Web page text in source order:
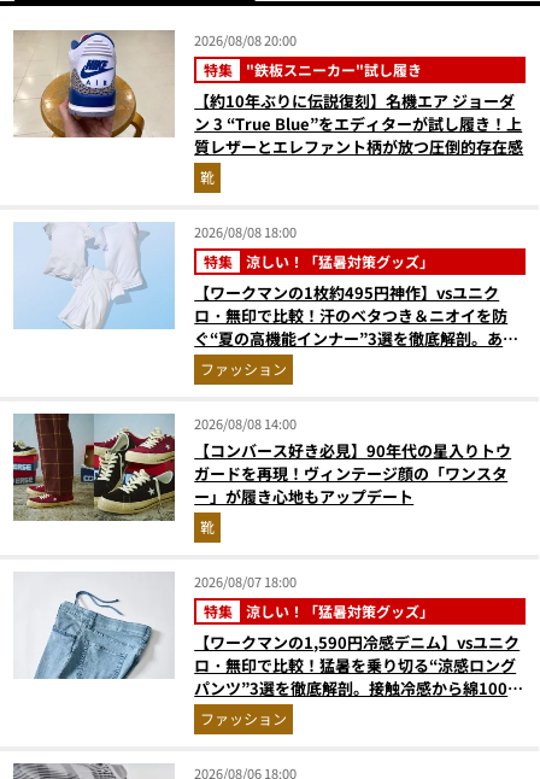
2026/08/08 20:00
特集 "鉄板スニーカー"試し履き
【約10年ぶりに伝説復刻】名機エア ジョーダ
ン 3 “True Blue”をエディターが試し履き！上
質レザーとエレファント柄が放つ圧倒的存在感
靴
2026/08/08 18:00
特集 涼しい！「猛暑対策グッズ」
【ワークマンの1枚約495円神作】vsユニク
ロ・無印で比較！汗のベタつき＆ニオイを防
ぐ“夏の高機能インナー”3選を徹底解剖。あな
たに最適な1着は？
ファッション
2026/08/08 14:00
【コンバース好き必見】90年代の星入りトウ
ガードを再現！ヴィンテージ顔の「ワンスタ
ー」が履き心地もアップデート
靴
2026/08/07 18:00
特集 涼しい！「猛暑対策グッズ」
【ワークマンの1,590円冷感デニム】vsユニク
ロ・無印で比較！猛暑を乗り切る“涼感ロング
パンツ”3選を徹底解剖。接触冷感から綿100%
まで決定版
ファッション
2026/08/06 18:00